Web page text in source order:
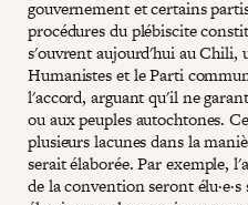
gouvernement et certains
procédures du plébiscite
s'ouvrent aujourd'hui au Chili,
Humanistes et le Parti
l'accord, arguant qu'il ne
ou aux peuples autochtones.
plusieurs lacunes dans la
serait élaborée. Par exemple,
de la convention seront